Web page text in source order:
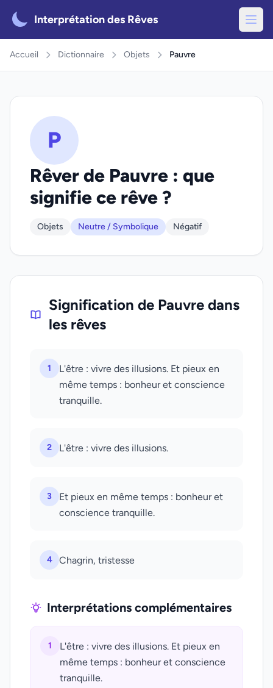
Interprétation des Rêves
Accueil Dictionnaire Objets Pauvre
P
Rêver de Pauvre : que
signifie ce rêve ?
Objets Neutre / Symbolique Négatif
Signification de Pauvre dans
les rêves
1
L'être : vivre des illusions. Et pieux en
même temps : bonheur et conscience
tranquille.
2 L'être : vivre des illusions.
3
Et pieux en même temps : bonheur et
conscience tranquille.
4 Chagrin, tristesse
Interprétations complémentaires
1
L'être : vivre des illusions. Et pieux en
même temps : bonheur et conscience
tranquille.